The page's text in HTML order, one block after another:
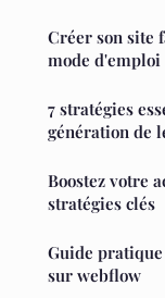
Créer son site
mode d'emploi
7 stratégies
génération de
Boostez votre
stratégies clés
Guide pratique
sur webflow